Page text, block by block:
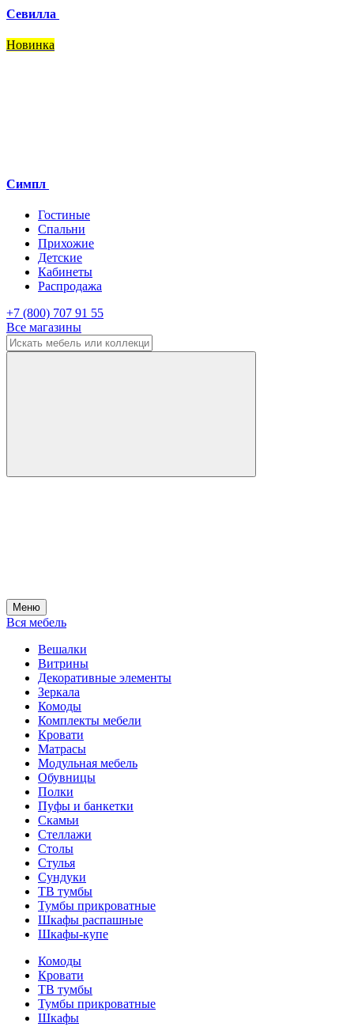
Севилла
Новинка
Симпл
Гостиные
Спальни
Прихожие
Детские
Кабинеты
Распродажа
+7 (800) 707 91 55
Все магазины
Меню
Вся мебель
Вешалки
Витрины
Декоративные элементы
Зеркала
Комоды
Комплекты мебели
Кровати
Матрасы
Модульная мебель
Обувницы
Полки
Пуфы и банкетки
Скамьи
Стеллажи
Столы
Стулья
Сундуки
ТВ тумбы
Тумбы прикроватные
Шкафы распашные
Шкафы-купе
Комоды
Кровати
ТВ тумбы
Тумбы прикроватные
Шкафы